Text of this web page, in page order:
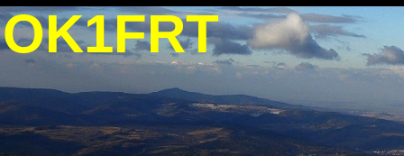
OK1FRT